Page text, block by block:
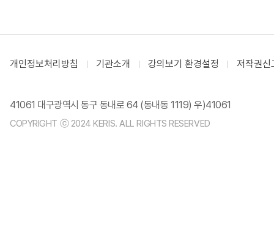
개인정보처리방침 기관소개 강의보기 환경설정 저작권신
41061 대구광역시 동구 동내로 64 (동내동 1119) 우)41061
COPYRIGHT ⓒ 2024 KERIS. ALL RIGHTS RESERVED